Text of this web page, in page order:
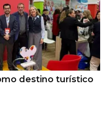
destino turístico